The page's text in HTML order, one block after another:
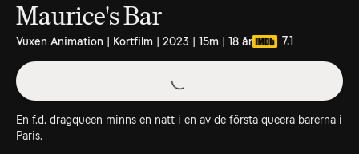
Maurice's Bar
Vuxen Animation | Kortfilm | 2023 | 15m | 18 år 7.1
En f.d. dragqueen minns en natt i en av de första queera barerna i
Paris.